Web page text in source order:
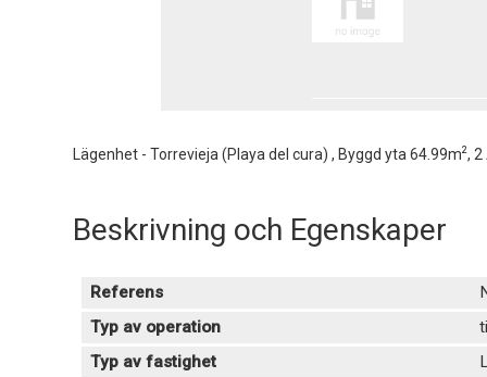
Lägenhet - Torrevieja (Playa del cura) , Byggd yta 64.99m2,
Beskrivning och Egenskaper
Referens
Typ av operation
Typ av fastighet